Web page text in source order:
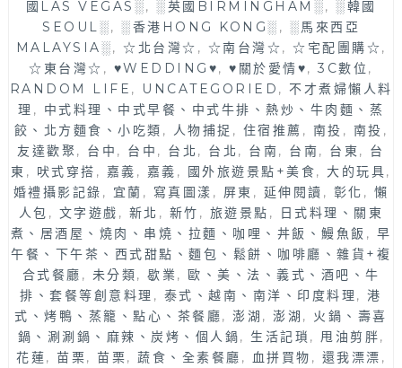
薦
化
課
程
建
議
讓
增
肌
減
脂
更
事
倍
功
半，
國LAS VEGAS░, ░英國BIRMINGHAM░, ░韓國
SEOUL░, ░香港HONG KONG░ , ░馬來西亞
MALAYSIA░, ☆北台灣☆ , ☆南台灣☆, ☆宅配團購☆,
☆東台灣☆ , ♥WEDDING♥,♥關於愛情♥,3C數位 ,
RANDOM LIFE , UNCATEGORIED , 不才煮婦懶人料
理 , 中式料理、中式早餐、中式牛排、熱炒、牛肉麵、蒸
餃、北方麵食、小吃類 , 人物捕捉 , 住宿推薦 , 南投 , 南投 ,
友達歡聚 , 台中 , 台中 , 台北 , 台北 , 台南, 台南, 台東, 台
東 , 吠式穿搭 , 嘉義 , 嘉義 , 國外旅遊景點+美食,大的玩具,
婚禮攝影記錄 , 宜蘭 , 寫真圖漾 , 屏東 , 延伸閱讀 , 彰化 , 懶
人包 , 文字遊戲 , 新北 , 新竹 , 旅遊景點 ,
日式料理、關東
煮、居酒屋、燒肉、串燒、拉麵、咖哩、丼飯、鰻魚飯 , 早
午餐、下午茶、西式甜點、麵包、鬆餅、咖啡廳、雜貨+複
合式餐廳 , 未分類, 歇業, 歐、美、法、義式、酒吧、牛
排、套餐等創意料理 , 泰式、越南、南洋、印度料理 ,港
式、烤鴨、蒸籠、點心、茶餐廳,澎湖 ,澎湖 , 火鍋、壽喜
鍋、涮涮鍋、麻辣、炭烤、個人鍋, 生活記瑣 , 甩油剪胖,
花蓮, 苗栗, 苗栗, 蔬食、全素餐廳 , 血拼買物 , 還我漂漂 ,